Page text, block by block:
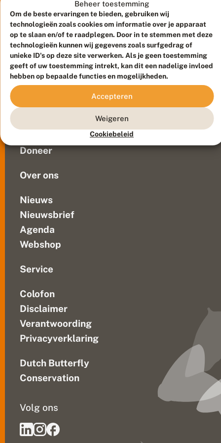
Beheer toestemming
Om de beste ervaringen te bieden, gebruiken wij
technologieën zoals cookies om informatie over je apparaat
op te slaan en/of te raadplegen. Door in te stemmen met deze
technologieën kunnen wij gegevens zoals surfgedrag of
unieke ID's op deze site verwerken. Als je geen toestemming
geeft of uw toestemming intrekt, kan dit een nadelige invloed
hebben op bepaalde functies en mogelijkheden.
Accepteren
Weigeren
Cookiebeleid
i
n
h
e
t
n
a
j
a
a
r
zijn
er
nog
steeds
vlinders
actief.
Help
de
vlinders
in
het
najaar
breng
Contact
Veelgestelde vragen
Doneer
Over ons
Nieuws
Nieuwsbrief
Agenda
Webshop
Service
Colofon
Disclaimer
Verantwoording
Privacyverklaring
Dutch Butterfly
Conservation
Volg ons
Meld waarnemingen
© 2026 Vlinderstichting
Duurzaam ontwikkeld door
Go2People, ontworpen door
Blue Field Agency
Privacy
Sitemap